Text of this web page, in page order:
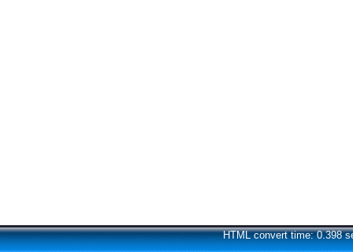
HTML convert time: 0.398